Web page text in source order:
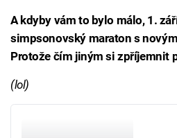
A kdyby vám to bylo málo, 1.
simpsonovský maraton s
Protože čím jiným si zpříjemnit
(lol)